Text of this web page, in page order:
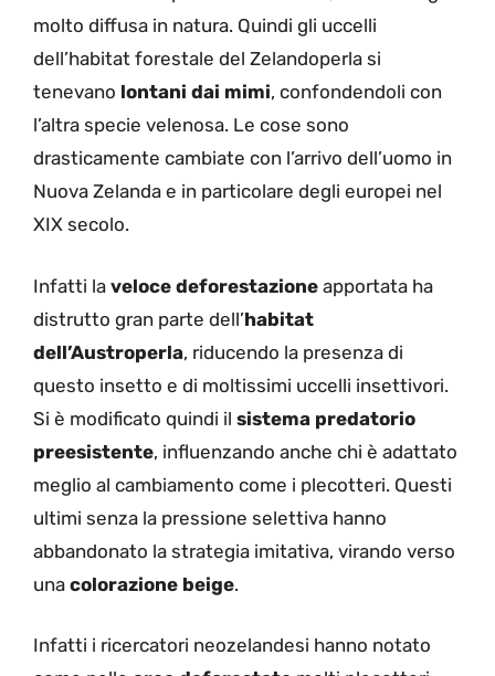
molto diffusa in natura. Quindi gli uccelli
dell’habitat forestale del Zelandoperla si
tenevano lontani dai mimi, confondendoli con
l’altra specie velenosa. Le cose sono
drasticamente cambiate con l’arrivo dell’uomo in
Nuova Zelanda e in particolare degli europei nel
XIX secolo.
Infatti la veloce deforestazione apportata ha
distrutto gran parte dell’habitat
dell’Austroperla, riducendo la presenza di
questo insetto e di moltissimi uccelli insettivori.
Si è modificato quindi il sistema predatorio
preesistente, influenzando anche chi è adattato
meglio al cambiamento come i plecotteri. Questi
ultimi senza la pressione selettiva hanno
abbandonato la strategia imitativa, virando verso
una colorazione beige.
Infatti i ricercatori neozelandesi hanno notato